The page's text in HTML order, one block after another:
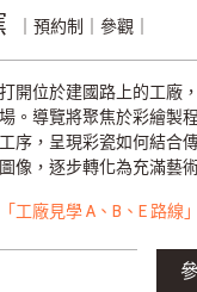
｜預約制｜參觀｜
開位於建國路上的工廠
。導覽將聚焦於彩繪製
序，呈現彩瓷如何結合
像，逐步轉化為充滿藝
工廠見學 A、B、E 路線